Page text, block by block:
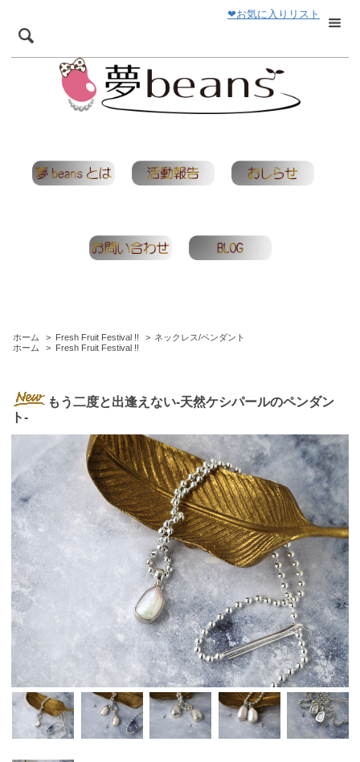
❤お気に入りリスト
ホーム > Fresh Fruit Festival !! > ネックレス/ペンダント
ホーム
> Fresh Fruit Festival !!
もう二度と出逢えない-天然ケシパールのペンダン
ト-